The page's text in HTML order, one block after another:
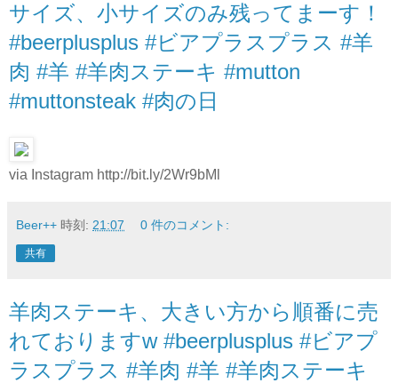
サイズ、小サイズのみ残ってまーす！
#beerplusplus #ビアプラスプラス #羊
肉 #羊 #羊肉ステーキ #mutton
#muttonsteak #肉の日
via Instagram http://bit.ly/2Wr9bMl
Beer++ 時刻: 21:07 0 件のコメント:
共有
羊肉ステーキ、大きい方から順番に売
れておりますw #beerplusplus #ビアプ
ラスプラス #羊肉 #羊 #羊肉ステーキ